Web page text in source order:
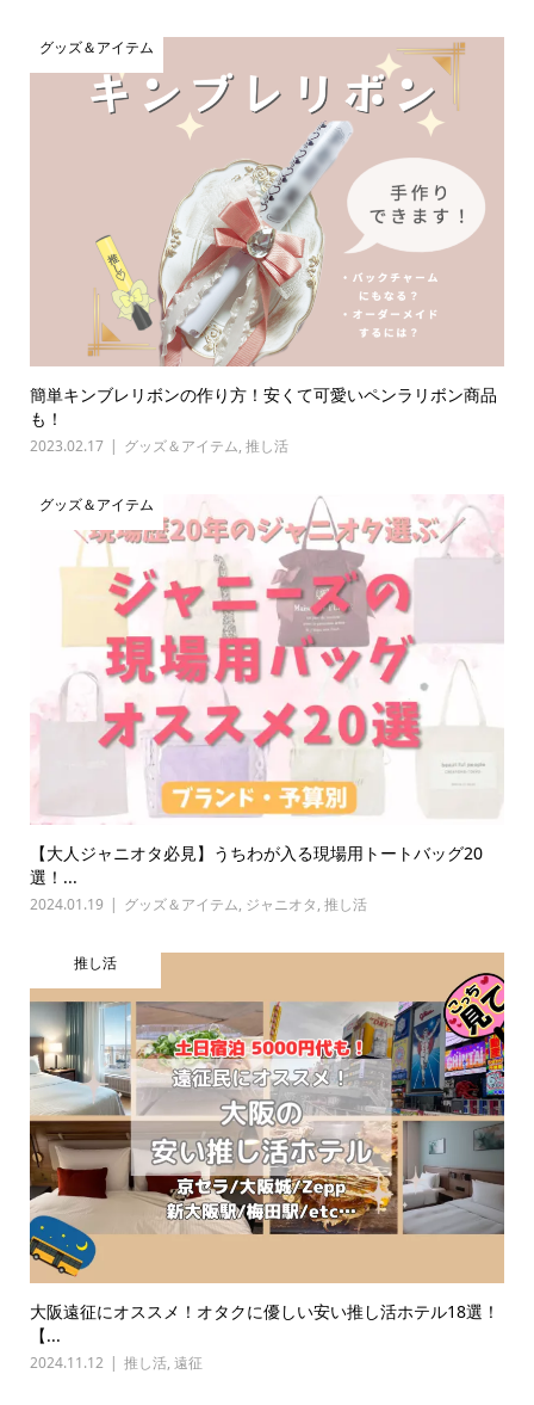
グッズ＆アイテム
簡単キンブレリボンの作り方！安くて可愛いペンラリボン商品
も！
2023.02.17 グッズ＆アイテム, 推し活
グッズ＆アイテム
【大人ジャニオタ必見】うちわが入る現場用トートバッグ20
選！...
2024.01.19 グッズ＆アイテム, ジャニオタ, 推し活
推し活
大阪遠征にオススメ！オタクに優しい安い推し活ホテル18選！
【...
2024.11.12 推し活, 遠征